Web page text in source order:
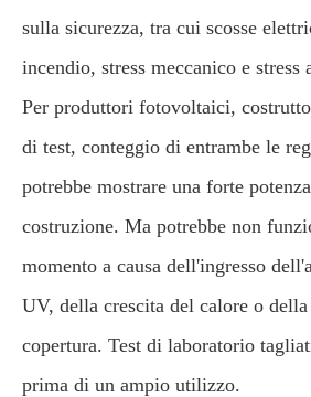
sulla sicurezza, tra cui scosse
incendio, stress meccanico e stress
Per produttori fotovoltaici,
di test, conteggio di entrambe le
potrebbe mostrare una forte
costruzione. Ma potrebbe non
momento a causa dell'ingresso
UV, della crescita del calore o
copertura. Test di laboratorio
prima di un ampio utilizzo.